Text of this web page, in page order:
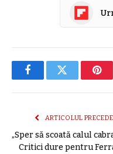
FacebookTwitter
ARTICOLUL
„Sper să scoată calul
Critici dure pentru